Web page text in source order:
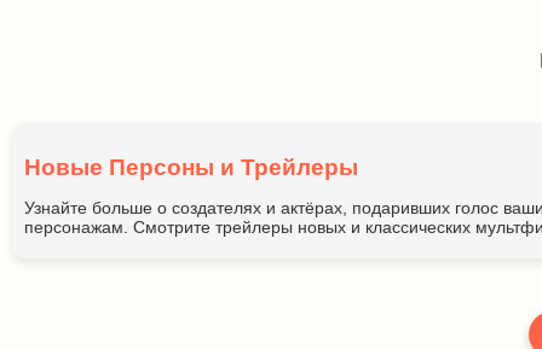
Новые Персоны и Трейлеры
Узнайте больше о создателях и актёрах, подаривших голос
персонажам. Смотрите трейлеры новых и классических